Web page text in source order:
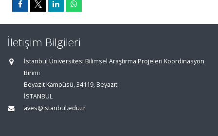
İletişim Bilgileri
İstanbul Üniversitesi Bilimsel Araştırma Projeleri Koordinasyon
Birimi
Beyazıt Kampüsü, 34119, Beyazıt
İSTANBUL
aves@istanbul.edu.tr